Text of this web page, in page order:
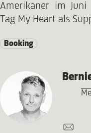
Amerikaner im
Tag My Heart als
Booking